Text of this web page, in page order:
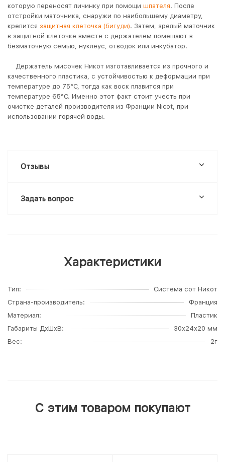
которую переносят личинку при помощи шпателя. После
отстройки маточника, снаружи по наибольшему диаметру,
крепится защитная клеточка (бигуди). Затем, зрелый маточник
в защитной клеточке вместе с держателем помещают в
безматочную семью, нуклеус, отводок или инкубатор.
Держатель мисочек Никот изготавливается из прочного и
качественного пластика, с устойчивостью к деформации при
температуре до 75°С, тогда как воск плавится при
температуре 65°С. Именно этот факт стоит учесть при
очистке деталей производителя из Франции Nicot, при
использовании горячей воды.
Отзывы
Задать вопрос
Характеристики
Тип
Система сот Никот
Страна-производитель
Франция
Материал
Пластик
Габариты ДхШхВ
30x24x20 мм
Вес
2г
С этим товаром покупают